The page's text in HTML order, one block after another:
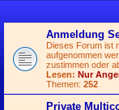
Anmeldung
Dieses Forum ist
aufgenommen
zustimmen oder
Lesen: Nur
Themen: 252
Private